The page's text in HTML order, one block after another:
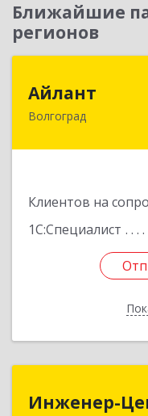
Ближайшие
регионов
Айлант
Волгоград
Клиентов на
1С:Специалист
400001,
Инженер-